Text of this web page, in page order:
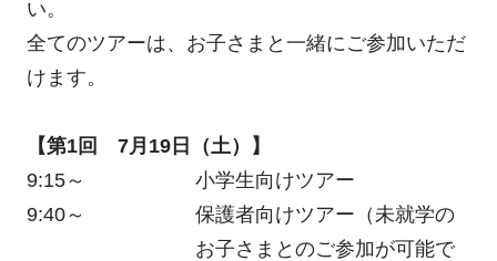
い。
全てのツアーは、お子さまと一緒にご参加いただ
けます。
【第1回 7月19日（土）】
9:15～
小学生向けツアー
9:40～
保護者向けツアー（未就学の
お子さまとのご参加が可能で